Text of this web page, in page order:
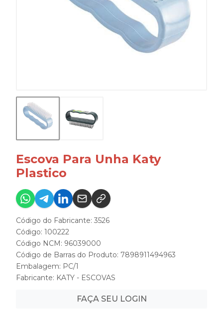
Escova Para Unha Katy
Plastico
Código do Fabricante: 3526
Código: 100222
Código NCM: 96039000
Código de Barras do Produto: 7898911494963
Embalagem: PC/1
Fabricante: KATY - ESCOVAS
FAÇA SEU LOGIN